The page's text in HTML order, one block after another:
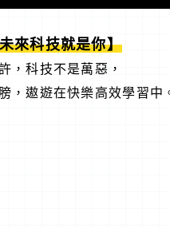
來科技就是你】
，科技不是萬惡，
，遨遊在快樂高效學習中